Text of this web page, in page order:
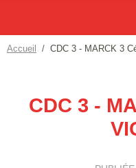
Accueil CDC 3 - MARCK 3
CDC 3 -